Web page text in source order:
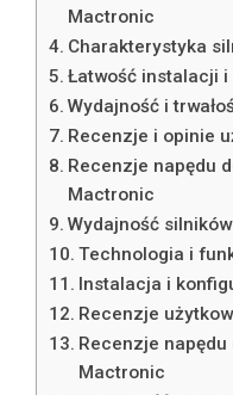
Mactronic
Charakterystyka
Łatwość instalacji i
Wydajność i
Recenzje i opinie
Recenzje napędu
Mactronic
Wydajność
Technologia i
Instalacja i
Recenzje
Recenzje
Mactronic